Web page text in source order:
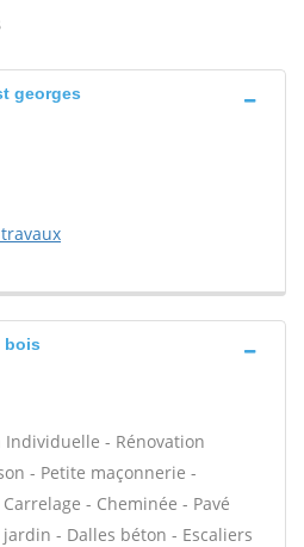
georges
bois
- Rénovation
- Petite maçonnerie -
- Cheminée - Pavé
- Dalles béton - Escaliers